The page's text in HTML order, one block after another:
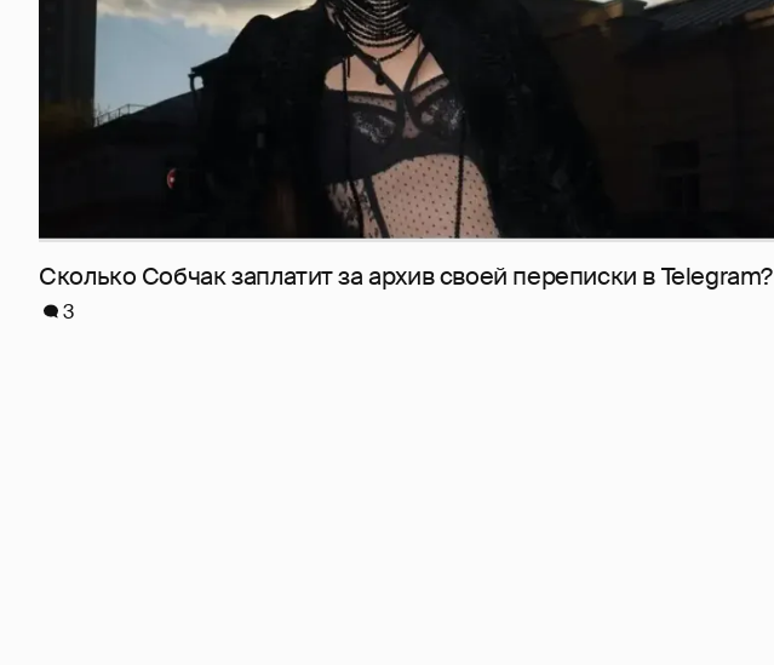
Сколько Собчак заплатит за архив своей перeписки в Telegram?
3